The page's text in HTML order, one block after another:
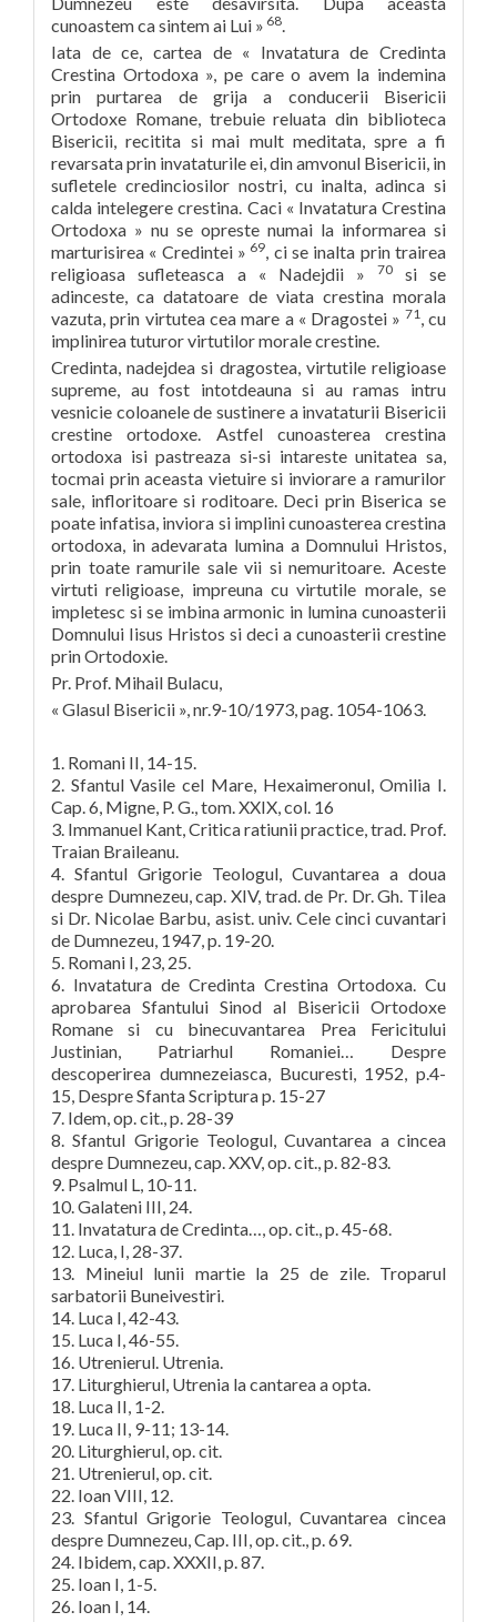
cunoastem ca sintem ai Lui » 68.
Iata de ce, cartea de « Invatatura de Credinta
Crestina Ortodoxa », pe care o avem la indemina
prin purtarea de grija a conducerii Bisericii
Ortodoxe Romane, trebuie reluata din biblioteca
Bisericii, recitita si mai mult meditata, spre a fi
revarsata prin invataturile ei, din amvonul Bisericii, in
sufletele credinciosilor nostri, cu inalta, adinca si
calda intelegere crestina. Caci « Invatatura Crestina
Ortodoxa » nu se opreste numai la informarea si
marturisirea « Credintei » 69, ci se inalta prin trairea
religioasa sufleteasca a « Nadejdii » 70si se
adinceste, ca datatoare de viata crestina morala
vazuta, prin virtutea cea mare a « Dragostei » 71, cu
implinirea tuturor virtutilor morale crestine.
Credinta, nadejdea si dragostea, virtutile religioase
supreme, au fost intotdeauna si au ramas intru
vesnicie coloanele de sustinere a invataturii Bisericii
crestine ortodoxe. Astfel cunoasterea crestina
ortodoxa isi pastreaza si-si intareste unitatea sa,
tocmai prin aceasta vietuire si inviorare a ramurilor
sale, infloritoare si roditoare. Deci prin Biserica se
poate infatisa, inviora si implini cunoasterea crestina
ortodoxa, in adevarata lumina a Domnului Hristos,
prin toate ramurile sale vii si nemuritoare. Aceste
virtuti religioase, impreuna cu virtutile morale, se
impletesc si se imbina armonic in lumina cunoasterii
Domnului Iisus Hristos si deci a cunoasterii crestine
prin Ortodoxie.
Pr. Prof. Mihail Bulacu,
« Glasul Bisericii », nr.9-10/1973, pag. 1054-1063.
1. Romani II, 14-15.
2. Sfantul Vasile cel Mare, Hexaimeronul, Omilia I.
Cap. 6, Migne, P. G., tom. XXIX, col. 16
3. Immanuel Kant, Critica ratiunii practice, trad. Prof.
Traian Braileanu.
4. Sfantul Grigorie Teologul, Cuvantarea a doua
despre Dumnezeu, cap. XIV, trad. de Pr. Dr. Gh. Tilea
si Dr. Nicolae Barbu, asist. univ. Cele cinci cuvantari
de Dumnezeu, 1947, p. 19-20.
5. Romani I, 23, 25.
6. Invatatura de Credinta Crestina Ortodoxa. Cu
aprobarea Sfantului Sinod al Bisericii Ortodoxe
Romane si cu binecuvantarea Prea Fericitului
Justinian, Patriarhul Romaniei… Despre
descoperirea dumnezeiasca, Bucuresti, 1952, p.4-
15, Despre Sfanta Scriptura p. 15-27
7. Idem, op. cit., p. 28-39
8. Sfantul Grigorie Teologul, Cuvantarea a cincea
despre Dumnezeu, cap. XXV, op. cit., p. 82-83.
9. Psalmul L, 10-11.
10. Galateni III, 24.
11. Invatatura de Credinta…, op. cit., p. 45-68.
12. Luca, I, 28-37.
13. Mineiul lunii martie la 25 de zile. Troparul
sarbatorii Buneivestiri.
14. Luca I, 42-43.
15. Luca I, 46-55.
16. Utrenierul. Utrenia.
17. Liturghierul, Utrenia la cantarea a opta.
18. Luca II, 1-2.
19. Luca II, 9-11; 13-14.
20. Liturghierul, op. cit.
21. Utrenierul, op. cit.
22. Ioan VIII, 12.
23. Sfantul Grigorie Teologul, Cuvantarea cincea
despre Dumnezeu, Cap. III, op. cit., p. 69.
24. Ibidem, cap. XXXII, p. 87.
25. Ioan I, 1-5.
26. Ioan I, 14.